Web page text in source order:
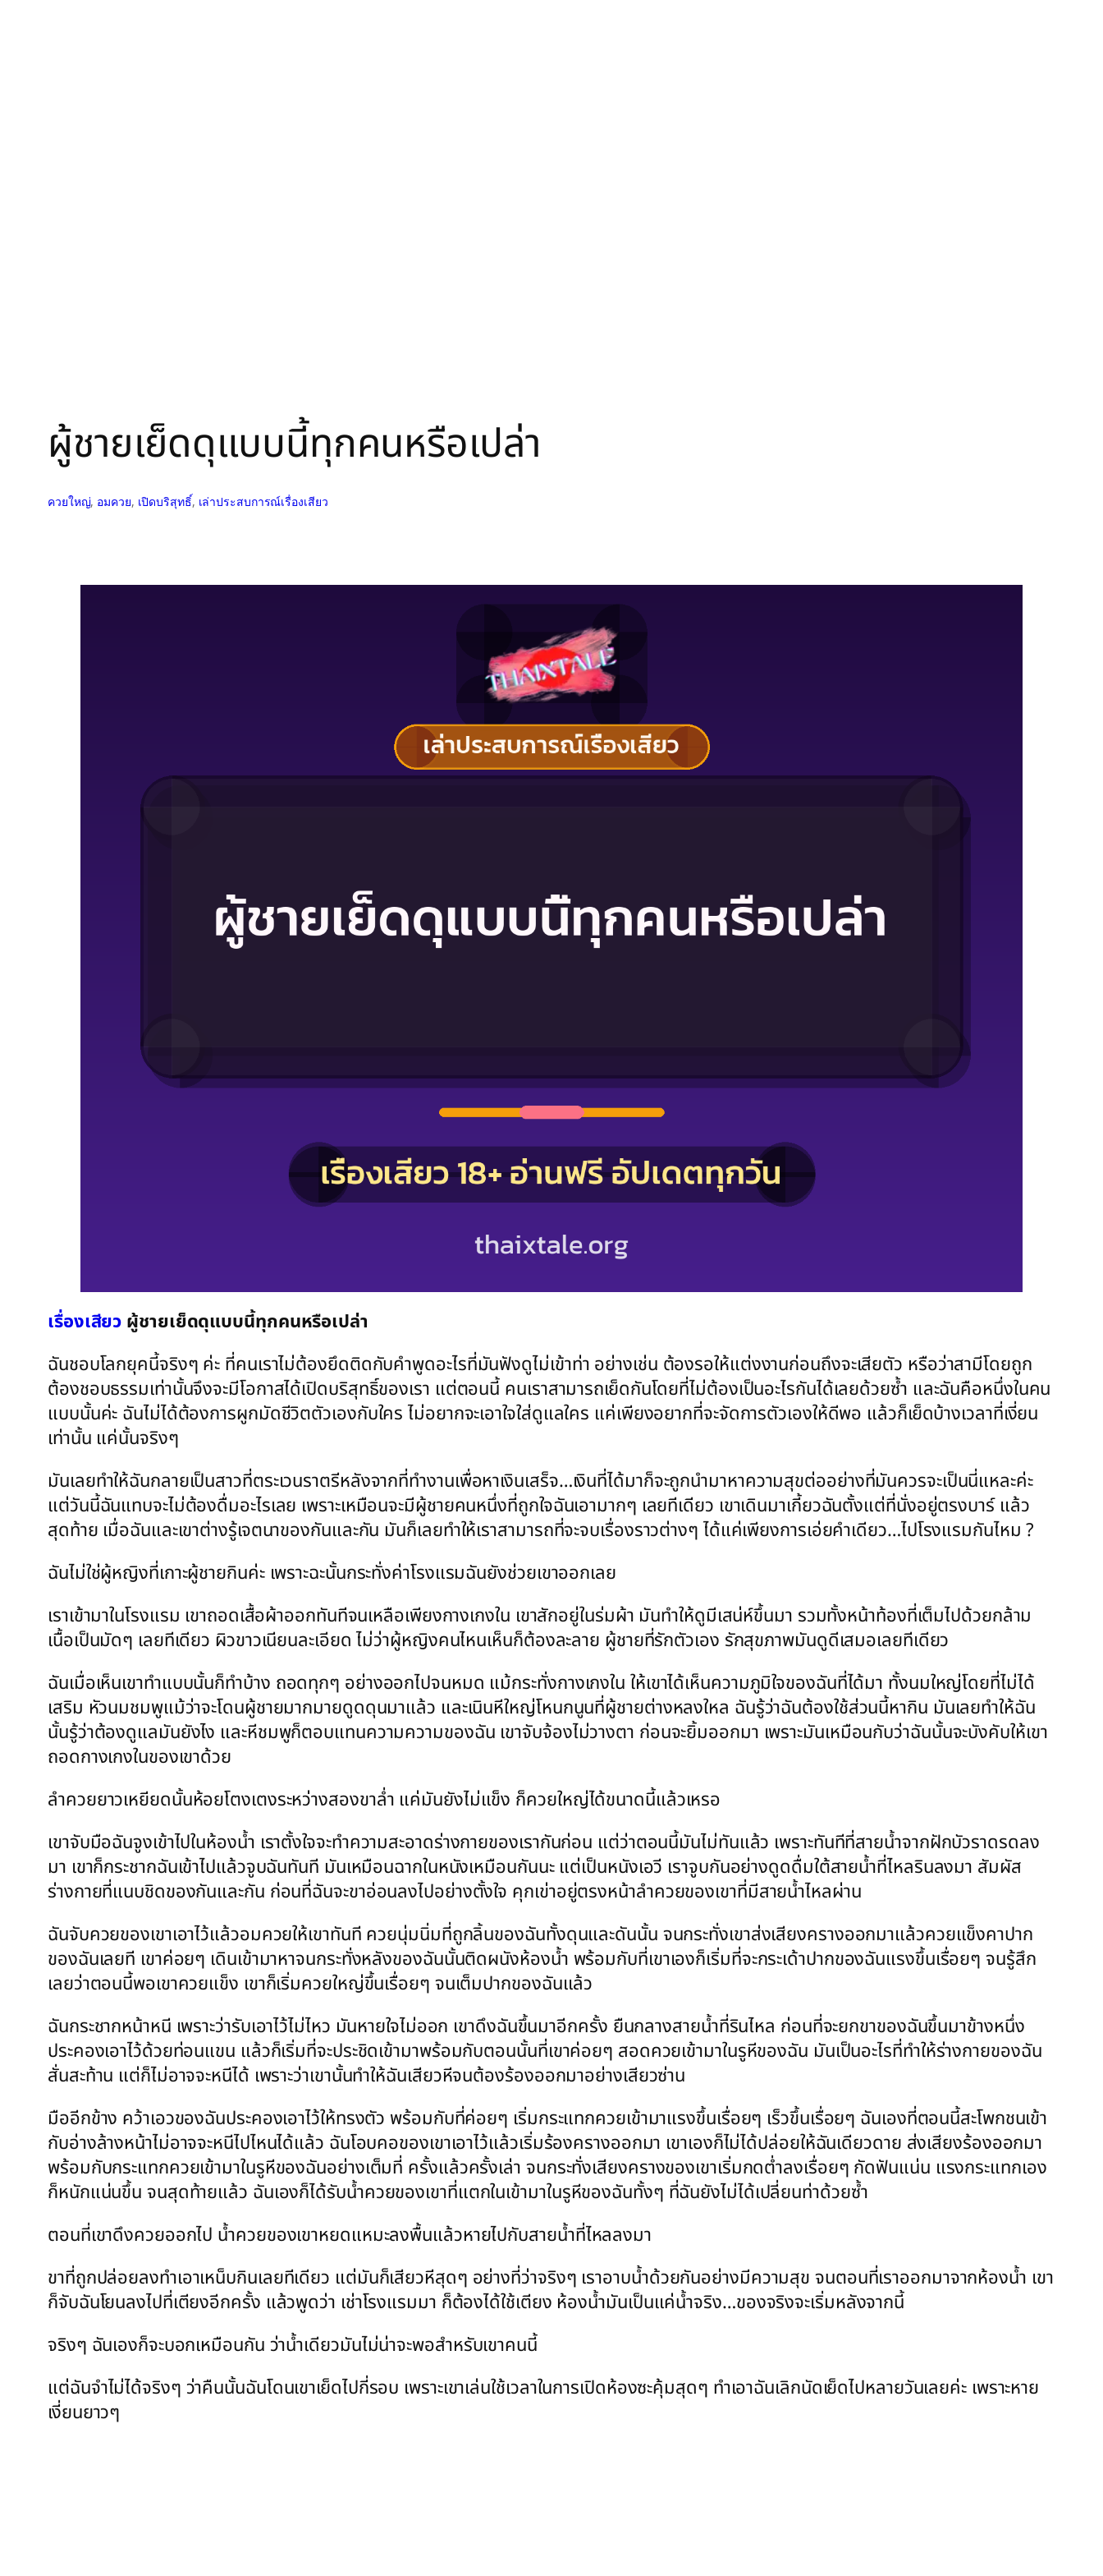
ผู้ชายเย็ดดุแบบนี้ทุกคนหรือเปล่า
ควยใหญ่, อมควย, เปิดบริสุทธิ์, เล่าประสบการณ์เรื่องเสียว
เรื่องเสียว ผู้ชายเย็ดดุแบบนี้ทุกคนหรือเปล่า
ฉันชอบโลกยุคนี้จริงๆ ค่ะ ที่คนเราไม่ต้องยึดติดกับคำพูดอะไรที่มันฟังดูไม่เข้าท่า อย่างเช่น ต้องรอให้แต่งงานก่อนถึงจะเสียตัว หรือว่าสามีโดยถูก
ต้องชอบธรรมเท่านั้นจึงจะมีโอกาสได้เปิดบริสุทธิ์ของเรา แต่ตอนนี้ คนเราสามารถเย็ดกันโดยที่ไม่ต้องเป็นอะไรกันได้เลยด้วยซ้ำ และฉันคือหนึ่งในคน
แบบนั้นค่ะ ฉันไม่ได้ต้องการผูกมัดชีวิตตัวเองกับใคร ไม่อยากจะเอาใจใส่ดูแลใคร แค่เพียงอยากที่จะจัดการตัวเองให้ดีพอ แล้วก็เย็ดบ้างเวลาที่เงี่ยน
เท่านั้น แค่นั้นจริงๆ
มันเลยทำให้ฉันกลายเป็นสาวที่ตระเวนราตรีหลังจากที่ทำงานเพื่อหาเงินเสร็จ…เงินที่ได้มาก็จะถูกนำมาหาความสุขต่ออย่างที่มันควรจะเป็นนี่แหละค่ะ
แต่วันนี้ฉันแทบจะไม่ต้องดื่มอะไรเลย เพราะเหมือนจะมีผู้ชายคนหนึ่งที่ถูกใจฉันเอามากๆ เลยทีเดียว เขาเดินมาเกี้ยวฉันตั้งแต่ที่นั่งอยู่ตรงบาร์ แล้ว
สุดท้าย เมื่อฉันและเขาต่างรู้เจตนาของกันและกัน มันก็เลยทำให้เราสามารถที่จะจบเรื่องราวต่างๆ ได้แค่เพียงการเอ่ยคำเดียว…ไปโรงแรมกันไหม ?
ฉันไม่ใช่ผู้หญิงที่เกาะผู้ชายกินค่ะ เพราะฉะนั้นกระทั่งค่าโรงแรมฉันยังช่วยเขาออกเลย
เราเข้ามาในโรงแรม เขาถอดเสื้อผ้าออกทันทีจนเหลือเพียงกางเกงใน เขาสักอยู่ในร่มผ้า มันทำให้ดูมีเสน่ห์ขึ้นมา รวมทั้งหน้าท้องที่เต็มไปด้วยกล้าม
เนื้อเป็นมัดๆ เลยทีเดียว ผิวขาวเนียนละเอียด ไม่ว่าผู้หญิงคนไหนเห็นก็ต้องละลาย ผู้ชายที่รักตัวเอง รักสุขภาพมันดูดีเสมอเลยทีเดียว
ฉันเมื่อเห็นเขาทำแบบนั้นก็ทำบ้าง ถอดทุกๆ อย่างออกไปจนหมด แม้กระทั่งกางเกงใน ให้เขาได้เห็นความภูมิใจของฉันที่ได้มา ทั้งนมใหญ่โดยที่ไม่ได้
เสริม หัวนมชมพูแม้ว่าจะโดนผู้ชายมากมายดูดดุนมาแล้ว และเนินหีใหญ่โหนกนูนที่ผู้ชายต่างหลงใหล ฉันรู้ว่าฉันต้องใช้ส่วนนี้หากิน มันเลยทำให้ฉัน
นั้นรู้ว่าต้องดูแลมันยังไง และหีชมพูก็ตอบแทนความความของฉัน เขาจับจ้องไม่วางตา ก่อนจะยิ้มออกมา เพราะมันเหมือนกับว่าฉันนั้นจะบังคับให้เขา
ถอดกางเกงในของเขาด้วย
ลำควยยาวเหยียดนั้นห้อยโตงเตงระหว่างสองขาล่ำ แค่มันยังไม่แข็ง ก็ควยใหญ่ได้ขนาดนี้แล้วเหรอ
เขาจับมือฉันจูงเข้าไปในห้องน้ำ เราตั้งใจจะทำความสะอาดร่างกายของเรากันก่อน แต่ว่าตอนนี้มันไม่ทันแล้ว เพราะทันทีที่สายน้ำจากฝักบัวราดรดลง
มา เขาก็กระชากฉันเข้าไปแล้วจูบฉันทันที มันเหมือนฉากในหนังเหมือนกันนะ แต่เป็นหนังเอวี เราจูบกันอย่างดูดดื่มใต้สายน้ำที่ไหลรินลงมา สัมผัส
ร่างกายที่แนบชิดของกันและกัน ก่อนที่ฉันจะขาอ่อนลงไปอย่างตั้งใจ คุกเข่าอยู่ตรงหน้าลำควยของเขาที่มีสายน้ำไหลผ่าน
ฉันจับควยของเขาเอาไว้แล้วอมควยให้เขาทันที ควยนุ่มนิ่มที่ถูกลิ้นของฉันทั้งดุนและดันนั้น จนกระทั่งเขาส่งเสียงครางออกมาแล้วควยแข็งคาปาก
ของฉันเลยที เขาค่อยๆ เดินเข้ามาหาจนกระทั่งหลังของฉันนั้นติดผนังห้องน้ำ พร้อมกับที่เขาเองก็เริ่มที่จะกระเด้าปากของฉันแรงขึ้นเรื่อยๆ จนรู้สึก
เลยว่าตอนนี้พอเขาควยแข็ง เขาก็เริ่มควยใหญ่ขึ้นเรื่อยๆ จนเต็มปากของฉันแล้ว
ฉันกระชากหน้าหนี เพราะว่ารับเอาไว้ไม่ไหว มันหายใจไม่ออก เขาดึงฉันขึ้นมาอีกครั้ง ยืนกลางสายน้ำที่รินไหล ก่อนที่จะยกขาของฉันขึ้นมาข้างหนึ่ง
ประคองเอาไว้ด้วยท่อนแขน แล้วก็เริ่มที่จะประชิดเข้ามาพร้อมกับตอนนั้นที่เขาค่อยๆ สอดควยเข้ามาในรูหีของฉัน มันเป็นอะไรที่ทำให้ร่างกายของฉัน
สั่นสะท้าน แต่ก็ไม่อาจจะหนีได้ เพราะว่าเขานั้นทำให้ฉันเสียวหีจนต้องร้องออกมาอย่างเสียวซ่าน
มืออีกข้าง คว้าเอวของฉันประคองเอาไว้ให้ทรงตัว พร้อมกับที่ค่อยๆ เริ่มกระแทกควยเข้ามาแรงขึ้นเรื่อยๆ เร็วขึ้นเรื่อยๆ ฉันเองที่ตอนนี้สะโพกชนเข้า
กับอ่างล้างหน้าไม่อาจจะหนีไปไหนได้แล้ว ฉันโอบคอของเขาเอาไว้แล้วเริ่มร้องครางออกมา เขาเองก็ไม่ได้ปล่อยให้ฉันเดียวดาย ส่งเสียงร้องออกมา
พร้อมกับกระแทกควยเข้ามาในรูหีของฉันอย่างเต็มที่ ครั้งแล้วครั้งเล่า จนกระทั่งเสียงครางของเขาเริ่มกดต่ำลงเรื่อยๆ กัดฟันแน่น แรงกระแทกเอง
ก็หนักแน่นขึ้น จนสุดท้ายแล้ว ฉันเองก็ได้รับน้ำควยของเขาที่แตกในเข้ามาในรูหีของฉันทั้งๆ ที่ฉันยังไม่ได้เปลี่ยนท่าด้วยซ้ำ
ตอนที่เขาดึงควยออกไป น้ำควยของเขาหยดแหมะลงพื้นแล้วหายไปกับสายน้ำที่ไหลลงมา
ขาที่ถูกปล่อยลงทำเอาเหน็บกินเลยทีเดียว แต่มันก็เสียวหีสุดๆ อย่างที่ว่าจริงๆ เราอาบน้ำด้วยกันอย่างมีความสุข จนตอนที่เราออกมาจากห้องน้ำ เขา
ก็จับฉันโยนลงไปที่เตียงอีกครั้ง แล้วพูดว่า เช่าโรงแรมมา ก็ต้องได้ใช้เตียง ห้องน้ำมันเป็นแค่น้ำจริง…ของจริงจะเริ่มหลังจากนี้
จริงๆ ฉันเองก็จะบอกเหมือนกัน ว่าน้ำเดียวมันไม่น่าจะพอสำหรับเขาคนนี้
แต่ฉันจำไม่ได้จริงๆ ว่าคืนนั้นฉันโดนเขาเย็ดไปกี่รอบ เพราะเขาเล่นใช้เวลาในการเปิดห้องซะคุ้มสุดๆ ทำเอาฉันเลิกนัดเย็ดไปหลายวันเลยค่ะ เพราะหาย
เงี่ยนยาวๆ